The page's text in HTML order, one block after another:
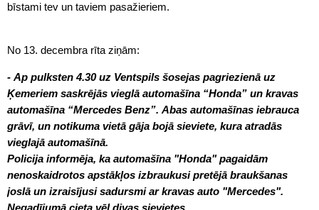
bīstami tev un taviem pasažieriem.
No 13. decembra rīta ziņām:
- Ap pulksten 4.30 uz Ventspils šosejas pagriezienā uz
Ķemeriem saskrējās vieglā automašīna “Honda” un kravas
automašīna “Mercedes Benz”. Abas automašīnas iebrauca
grāvī, un notikuma vietā gāja bojā sieviete, kura atradās
vieglajā automašīnā.
Policija informēja, ka automašīna "Honda" pagaidām
nenoskaidrotos apstākļos izbraukusi pretējā braukšanas
joslā un izraisījusi sadursmi ar kravas auto "Mercedes".
Negadījumā cieta vēl divas sievietes.